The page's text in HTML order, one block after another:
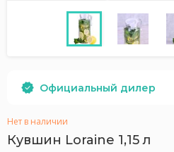
Официальный дилер
Нет в наличии
Кувшин Loraine 1,15 л